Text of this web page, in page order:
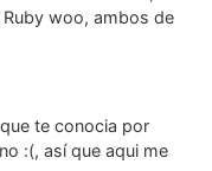
woo, ambos de
te conocia por
:(, así que aqui me